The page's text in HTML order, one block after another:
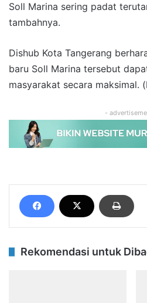
Soll Marina sering padat
tambahnya.
Dishub Kota Tangerang
baru Soll Marina tersebut
masyarakat secara maksimal.
-
Rekomendasi untuk